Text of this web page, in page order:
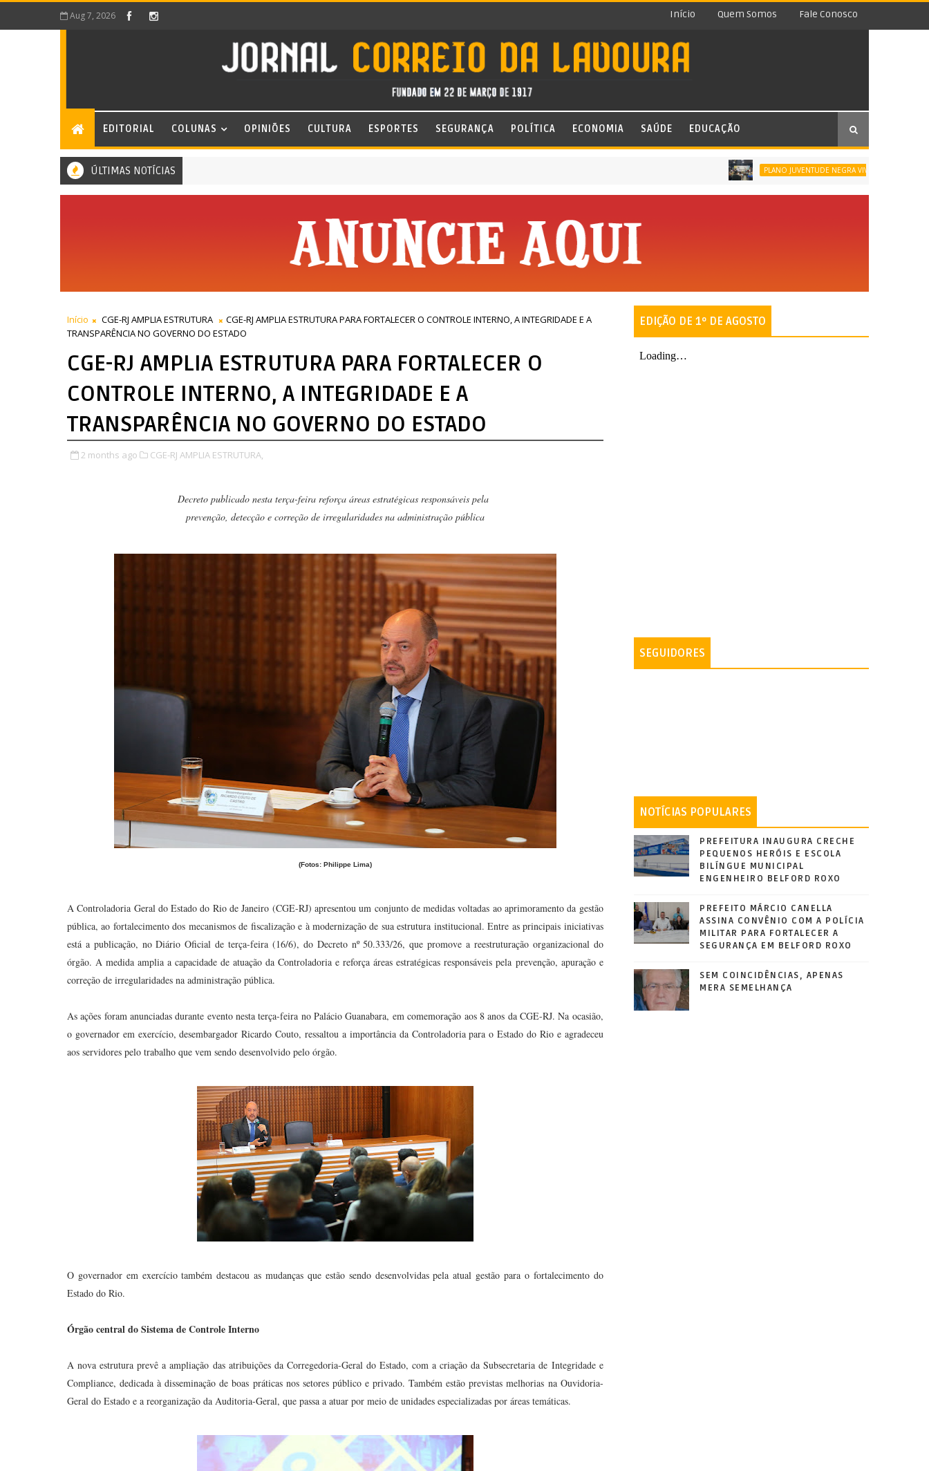
Aug 7, 2026 Início Quem Somos Fale Conosco
EDITORIAL COLUNAS OPINIÕES CULTURA ESPORTES SEGURANÇA POLÍTICA ECONOMIA SAÚDE EDUCAÇÃO
ÚLTIMAS NOTÍCIAS PLANO JUVENTUDE NEGRA VIVA (PJNV)
Início CGE-RJ AMPLIA ESTRUTURA
CGE-RJ AMPLIA ESTRUTURA PARA FORTALECER O CONTROLE INTERNO, A INTEGRIDADE E A
TRANSPARÊNCIA NO GOVERNO DO ESTADO
CGE-RJ AMPLIA ESTRUTURA PARA FORTALECER O
CONTROLE INTERNO, A INTEGRIDADE E A
TRANSPARÊNCIA NO GOVERNO DO ESTADO
2 months ago CGE-RJ AMPLIA ESTRUTURA,
Decreto publicado nesta terça-feira reforça áreas estratégicas responsáveis pela
prevenção, detecção e correção de irregularidades na administração pública
(Fotos: Philippe Lima)
A Controladoria Geral do Estado do Rio de Janeiro (CGE-RJ) apresentou um conjunto de medidas voltadas ao aprimoramento da gestão
pública, ao fortalecimento dos mecanismos de fiscalização e à modernização de sua estrutura institucional. Entre as principais iniciativas
está a publicação, no Diário Oficial de terça-feira (16/6), do Decreto nº 50.333/26, que promove a reestruturação organizacional do
órgão. A medida amplia a capacidade de atuação da Controladoria e reforça áreas estratégicas responsáveis pela prevenção, apuração e
correção de irregularidades na administração pública.
As ações foram anunciadas durante evento nesta terça-feira no Palácio Guanabara, em comemoração aos 8 anos da CGE-RJ. Na ocasião,
o governador em exercício, desembargador Ricardo Couto, ressaltou a importância da Controladoria para o Estado do Rio e agradeceu
aos servidores pelo trabalho que vem sendo desenvolvido pelo órgão.
O governador em exercício também destacou as mudanças que estão sendo desenvolvidas pela atual gestão para o fortalecimento do
Estado do Rio.
Órgão central do Sistema de Controle Interno
A nova estrutura prevê a ampliação das atribuições da Corregedoria-Geral do Estado, com a criação da Subsecretaria de Integridade e
Compliance, dedicada à disseminação de boas práticas nos setores público e privado. Também estão previstas melhorias na Ouvidoria-
Geral do Estado e a reorganização da Auditoria-Geral, que passa a atuar por meio de unidades especializadas por áreas temáticas.
EDIÇÃO DE 1º DE AGOSTO
SEGUIDORES
NOTÍCIAS POPULARES
PREFEITURA INAUGURA CRECHE
PEQUENOS HERÓIS E ESCOLA
BILÍNGUE MUNICIPAL
ENGENHEIRO BELFORD ROXO
PREFEITO MÁRCIO CANELLA
ASSINA CONVÊNIO COM A POLÍCIA
MILITAR PARA FORTALECER A
SEGURANÇA EM BELFORD ROXO
SEM COINCIDÊNCIAS, APENAS
MERA SEMELHANÇA